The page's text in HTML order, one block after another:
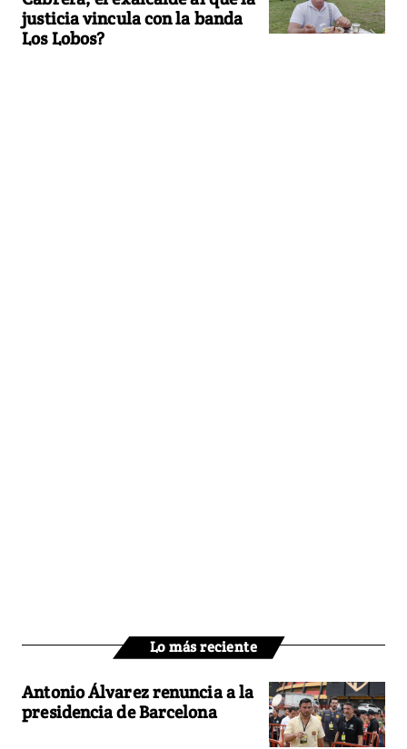
justicia vincula con la banda
Los Lobos?
Lo más reciente
Antonio Álvarez renuncia a la
presidencia de Barcelona